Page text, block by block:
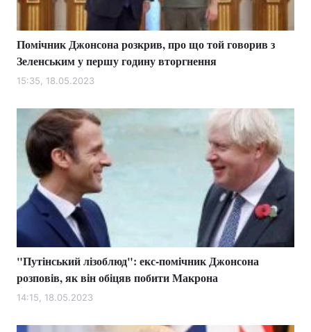
Головна Війна
Україна
Економіка Світ
Помічник Джонсона розкрив, про що той говорив з
Зеленським у першу годину вторгнення
15:35, 18.05.2023
"Путінський лізоблюд": екс-помічник Джонсона
розповів, як він обіцяв побити Макрона
14:15, 18.05.2023